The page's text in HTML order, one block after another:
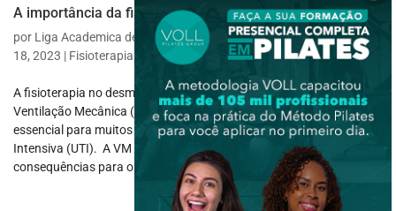
A importância da fisioterapia no desmame ventilatório!
por Liga Academica de Fisioterapia Respiratoria e Tabagismo|dez
18, 2023 | Fisioterapia Específica Fisioterapia Respiratória
A fisioterapia no desmame ventilatório é algo complexo. A
Ventilação Mecânica (VM) é uma técnica de suporte à vida
essencial para muitos pacientes críticos na Unidade de Terapia
Intensiva (UTI). A VM prolongada acarreta uma série de
consequências para o paciente,...